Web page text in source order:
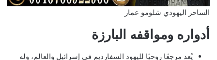
الساحر اليهودي شلومو عمار
أدواره ومواقفه البارزة
يُعد مرجعًا روحيًا لليهود السفارديم في إسرائيل والعالم، وله